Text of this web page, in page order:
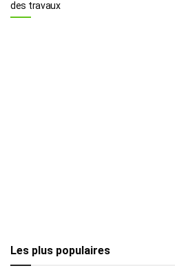
des travaux
Les plus populaires